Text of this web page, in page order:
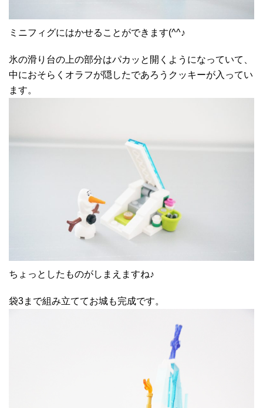
ミニフィグにはかせることができます(^^♪
氷の滑り台の上の部分はパカッと開くようになっていて、
中におそらくオラフが隠したであろうクッキーが入ってい
ます。
ちょっとしたものがしまえますね♪
袋3まで組み立ててお城も完成です。